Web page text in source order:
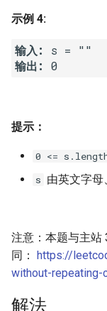
14. 最长公共前缀
15. 三数之和
18. 四数之和
19. 删除链表的倒
20. 有效的括号
21. 合并两个有序
22. 括号生成
15. 二进制中 1 的个
16. 数值的整数次方
19. 正则表达式匹配
20. 表示数值的字
偶数前面
22. 链表中倒数第
24. 反转链表
2.5. 链表求和
2.6. 回文链表
3.1. 三合一
3.2. 栈的最小值
3.4. 化栈为队
示例 4:
输入:
输出:
提示：
0 <=
s 由英文字
注意：本题与主站
同： https://
without-repeating-
解法